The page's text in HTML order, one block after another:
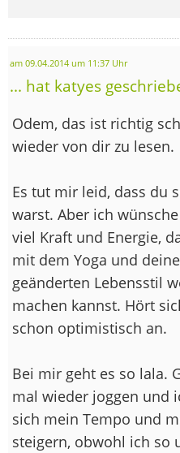
am 09.04.2014 um 11:37 Uhr
... hat katyes
Odem, das ist richtig
wieder von dir zu lesen.
Es tut mir leid, dass du
warst. Aber ich
viel Kraft und Energie,
mit dem Yoga und
geänderten Lebensstil
machen kannst. Hört
schon optimistisch an.
Bei mir geht es so lala.
mal wieder joggen und
sich mein Tempo und
steigern, obwohl ich so